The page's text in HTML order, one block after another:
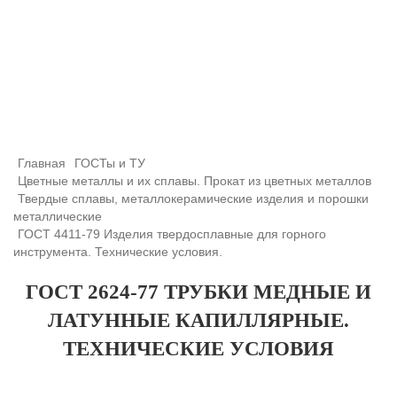
Главная
ГОСТы и ТУ
Цветные металлы и их сплавы. Прокат из цветных металлов
Твердые сплавы, металлокерамические изделия и порошки
металлические
ГОСТ 4411-79 Изделия твердосплавные для горного
инструмента. Технические условия.
ГОСТ 2624-77 ТРУБКИ МЕДНЫЕ И
ЛАТУННЫЕ КАПИЛЛЯРНЫЕ.
ТЕХНИЧЕСКИЕ УСЛОВИЯ